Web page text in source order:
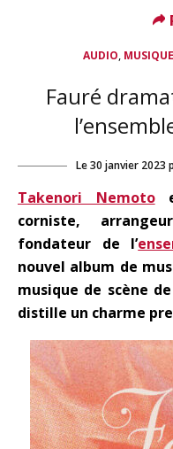
AUDIO,
Fauré
Le30 janvier 2023
Takenori Nemoto
corniste,
fondateur de l’
nouvel album de
musique de scène
distille un charme